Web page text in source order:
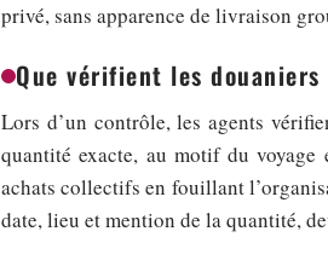
privé, sans apparence de livraison
Que vérifient les
Lors d’un contrôle, les agents
quantité exacte, au motif du voyage
achats collectifs en fouillant
date, lieu et mention de la quantité,